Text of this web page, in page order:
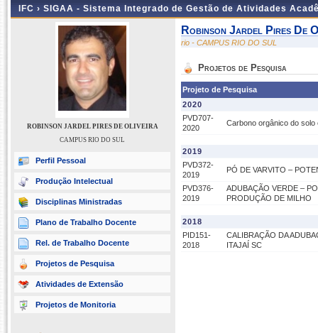
IFC › SIGAA - Sistema Integrado de Gestão de Atividades
ROBINSON JARDEL PIRES DE OLIVEIRA
CAMPUS RIO DO SUL
Perfil Pessoal
Produção Intelectual
Disciplinas Ministradas
Plano de Trabalho Docente
Rel. de Trabalho Docente
Projetos de Pesquisa
Atividades de Extensão
Projetos de Monitoria
Robinson Jardel Pires De
rio - CAMPUS RIO DO SUL
Projetos de Pesquisa
Projeto de Pesquisa
2020
PVD707-
2020
Carbono orgânico do
2019
PVD372-
2019
PÓ DE VARVITO –
PVD376-
2019
ADUBAÇÃO VERDE –
PRODUÇÃO DE MILHO
2018
PID151-
2018
CALIBRAÇÃO DA
ITAJAÍ SC